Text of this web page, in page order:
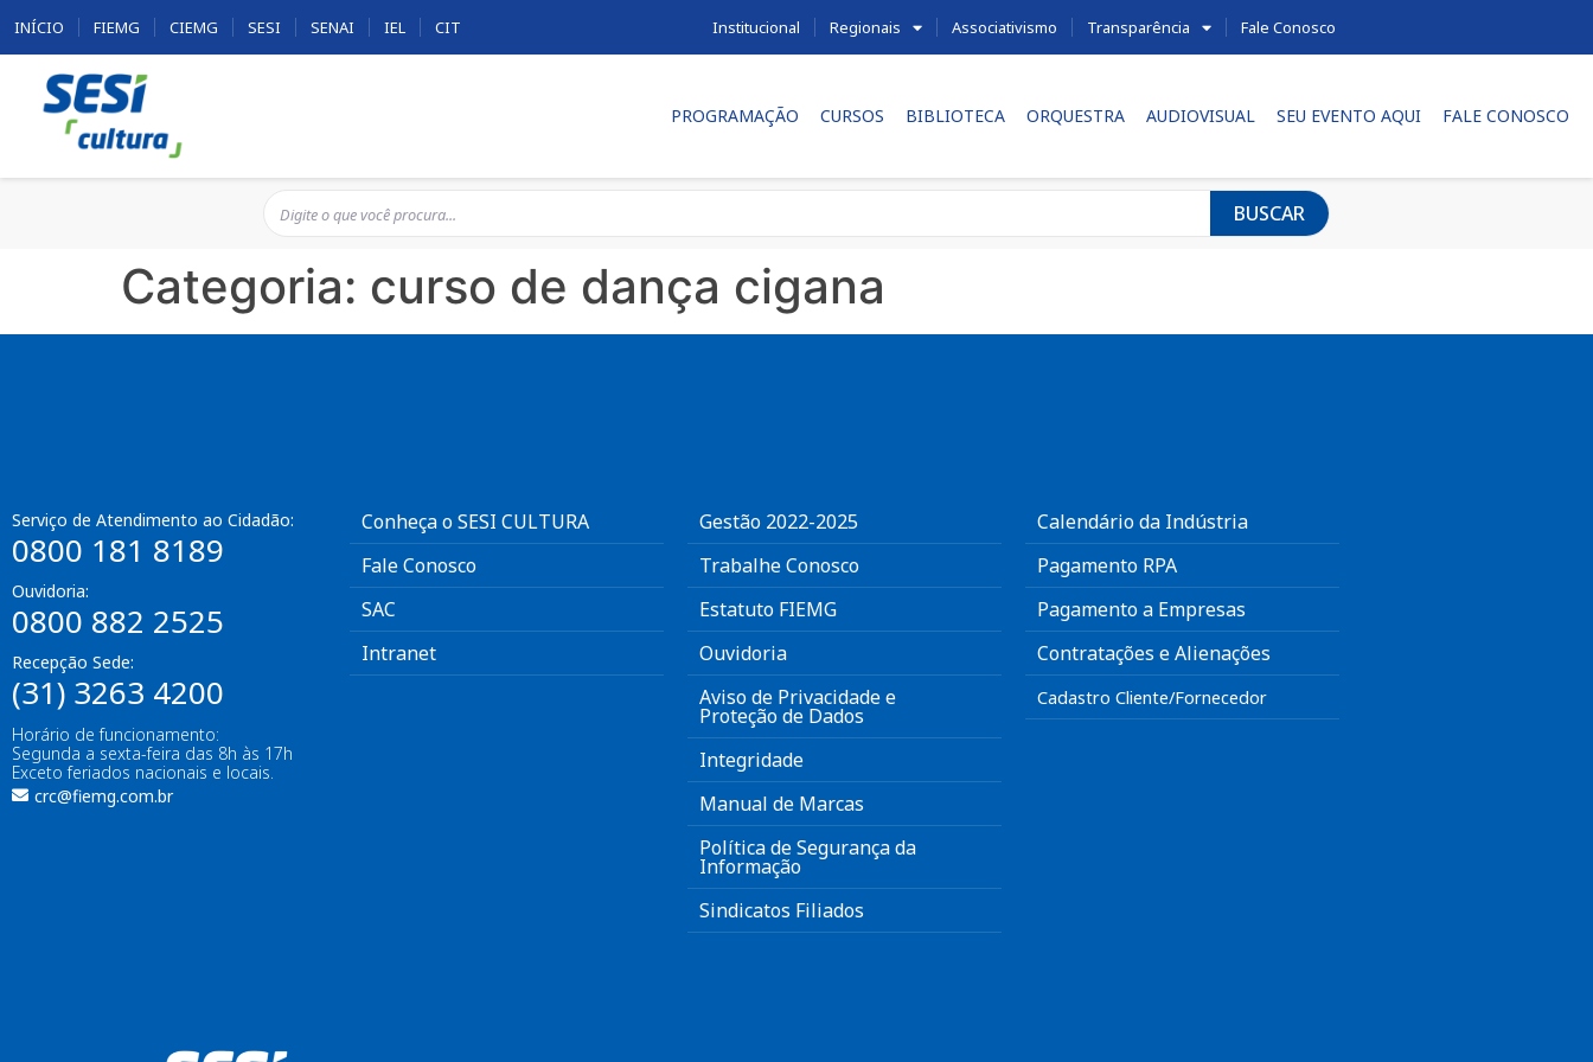
INÍCIO FIEMG CIEMG SESI SENAI IEL CIT Institucional Regionais Associativismo Transparência Fale Conosco
PROGRAMAÇÃO CURSOS BIBLIOTECA ORQUESTRA AUDIOVISUAL SEU EVENTO AQUI FALE CONOSCO
BUSCAR
Categoria: curso de dança cigana
Serviço de Atendimento ao Cidadão:
0800 181 8189
Ouvidoria:
0800 882 2525
Recepção Sede:
(31) 3263 4200
Horário de funcionamento:
Segunda a sexta-feira das 8h às 17h
Exceto feriados nacionais e locais.
crc@fiemg.com.br
Conheça o SESI CULTURA
Fale Conosco
SAC
Intranet
Gestão 2022-2025
Trabalhe Conosco
Estatuto FIEMG
Ouvidoria
Aviso de Privacidade e
Proteção de Dados
Integridade
Manual de Marcas
Política de Segurança da
Informação
Sindicatos Filiados
Calendário da Indústria
Pagamento RPA
Pagamento a Empresas
Contratações e Alienações
Cadastro Cliente/Fornecedor